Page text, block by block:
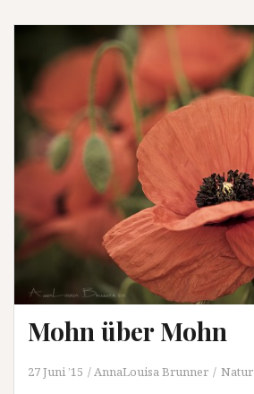
Mohn über Mohn
27 Juni ’15 AnnaLouisa Brunner Natur